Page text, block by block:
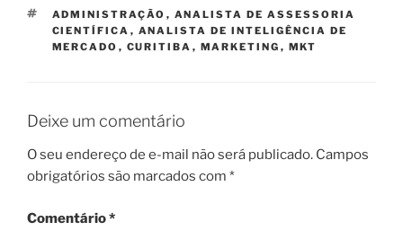
TAGS
ADMINISTRAÇÃO , ANALISTA DE ASSESSORIA
CIENTÍFICA , ANALISTA DE INTELIGÊNCIA DE
MERCADO , CURITIBA , MARKETING , MKT
Deixe um comentário
O seu endereço de e-mail não será publicado. Campos
obrigatórios são marcados com *
Comentário*